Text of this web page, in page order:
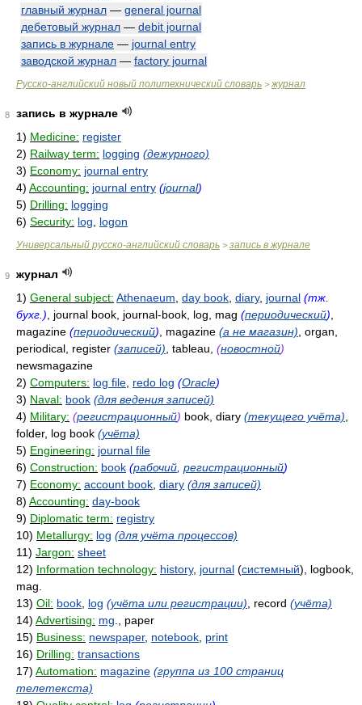
главный журнал — general journal
дебетовый журнал — debit journal
запись в журнале — journal entry
заводской журнал — factory journal
Русско-английский новый политехнический словарь > журнал
8
запись в журнале
1) Medicine: register
2) Railway term: logging (дежурного)
3) Economy: journal entry
4) Accounting: journal entry (journal)
5) Drilling: logging
6) Security: log logon
Универсальный русско-английский словарь > запись в журнале
9
журнал
1) General subject: Athenaeum day book diary, journal (тж.
бухг.) , journal book, journal-book, log, mag (периодический)
magazine (периодический) , magazine (а не магазин) , organ,
periodical, register (записей) , tableau, (новостной)
newsmagazine
2) Computers: log file redo log (Oracle)
3) Naval: book (для ведения записей)
4) Military: (регистрационный) book, diary (текущего учёта)
folder, log book (учёта)
5) Engineering: journal file
6) Construction: book (рабочий регистрационный)
7) Economy: account book diary (для записей)
8) Accounting: day-book
9) Diplomatic term: registry
10) Metallurgy: log (для учёта процессов)
11) Jargon: sheet
12) Information technology: history, journal (системный), logbook,
mag.
13) Oil: book log (учёта или регистрации) , record (учёта)
14) Advertising: mg ., paper
15) Business: newspaper, notebook print
16) Drilling: transactions
17) Automation: magazine (группа из 100 страниц
телетекста)